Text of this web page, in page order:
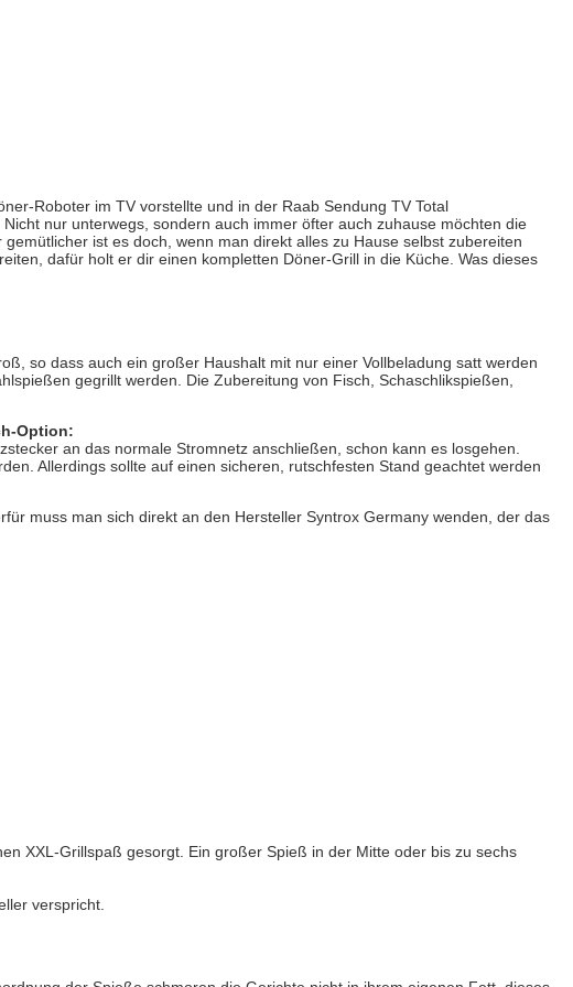
Roboter im TV vorstellte und in der Raab Sendung TV Total
nur unterwegs, sondern auch immer öfter auch zuhause möchten die
ist es doch, wenn man direkt alles zu Hause selbst zubereiten
dafür holt er dir einen kompletten Döner-Grill in die Küche. Was dieses
so dass auch ein großer Haushalt mit nur einer Vollbeladung satt werden
gegrillt werden. Die Zubereitung von Fisch, Schaschlikspießen,
Option:
an das normale Stromnetz anschließen, schon kann es losgehen.
Allerdings sollte auf einen sicheren, rutschfesten Stand geachtet werden
muss man sich direkt an den Hersteller Syntrox Germany wenden, der das
XXL-Grillspaß gesorgt. Ein großer Spieß in der Mitte oder bis zu sechs
verspricht.